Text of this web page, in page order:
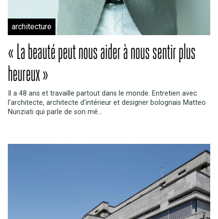
architecture
« La beauté peut nous aider à nous sentir plus
heureux »
Il a 48 ans et travaille partout dans le monde. Entretien avec
l’architecte, architecte d'intérieur et designer bolognais Matteo
Nunziati qui parle de son mé...